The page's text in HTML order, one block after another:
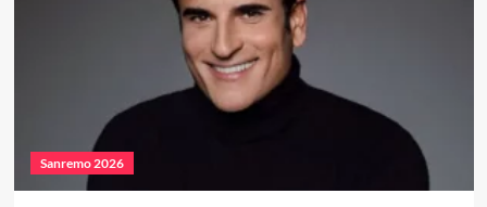
Sanremo 2026